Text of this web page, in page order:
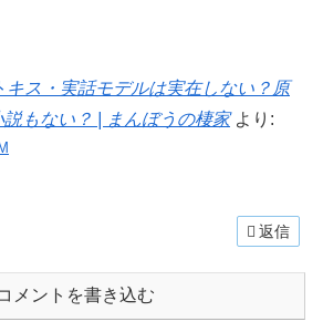
ス・実話モデルは実在しない？原
もない？ | まんぼうの棲家 より:
返信
メントを書き込む